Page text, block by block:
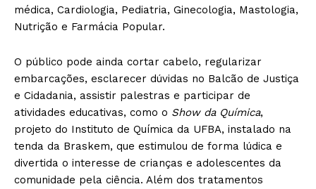
médica, Cardiologia, Pediatria, Ginecologia, Mastologia,
Nutrição e Farmácia Popular.
O público pode ainda cortar cabelo, regularizar
embarcações, esclarecer dúvidas no Balcão de Justiça
e Cidadania, assistir palestras e participar de
atividades educativas, como o Show da Química,
projeto do Instituto de Química da UFBA, instalado na
tenda da Braskem, que estimulou de forma lúdica e
divertida o interesse de crianças e adolescentes da
comunidade pela ciência. Além dos tratamentos